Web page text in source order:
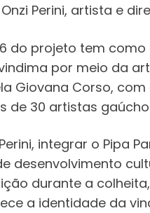
Perini, artista e
do projeto tem como
por meio da
Giovana Corso,
de 30 artistas
integrar o Pipa
desenvolvimento
durante a
a identidade da